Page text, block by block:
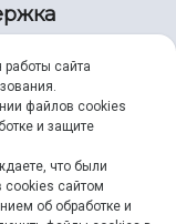
сайта
файлов cookies
и защите
что были
cookies сайтом
об обработке и